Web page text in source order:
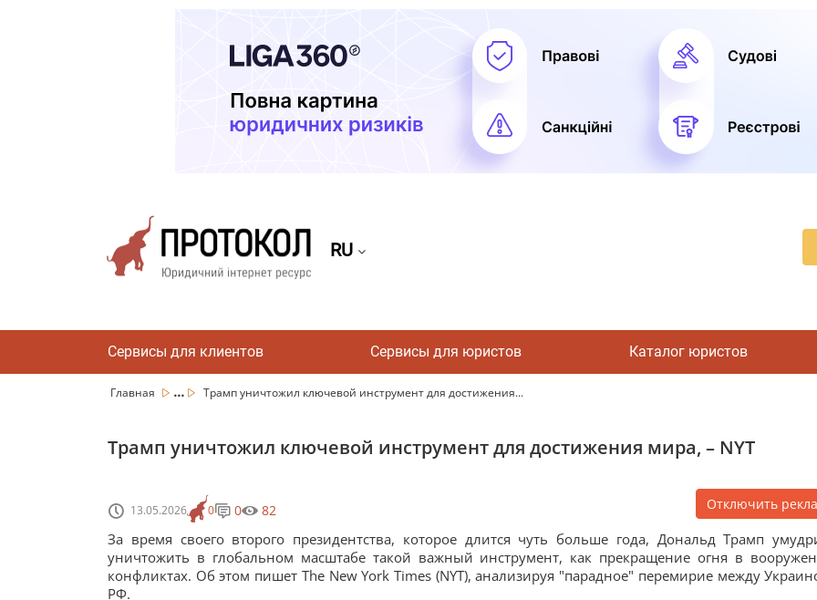
RU
Сервисы для клиентов Сервисы для юристов Каталог юристов
Главная ... Трамп уничтожил ключевой инструмент для достижения...
Трамп уничтожил ключевой инструмент для достижения мира, – NYT
13.05.2026 0 0 82 Отключить
За время своего второго президентства, которое длится чуть больше года, Дональд Трамп
уничтожить в глобальном масштабе такой важный инструмент, как прекращение огня в
конфликтах. Об этом пишет The New York Times (NYT), анализируя "парадное" перемирие между
РФ.